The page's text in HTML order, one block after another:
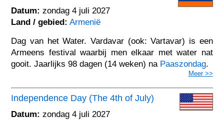
Datum: zondag 4 juli 2027
Land / gebied: Armenië
Dag van het Water. Vardavar (ook: Vartavar) is een
Armeens festival waarbij men elkaar met water nat
gooit. Jaarlijks 98 dagen (14 weken) na Paaszondag.
Meer >>
Independence Day (The 4th of July)
Datum: zondag 4 juli 2027